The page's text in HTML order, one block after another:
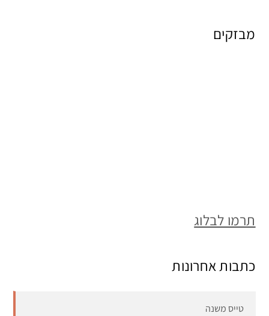
מבזקים
תרמו לבלוג
כתבות אחרונות
טייס משנה